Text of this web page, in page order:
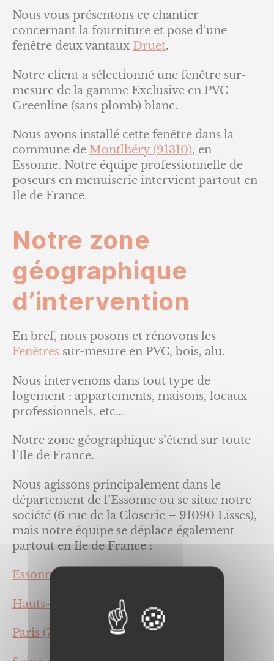
Nous vous présentons ce chantier
concernant la fourniture et pose d’une
fenêtre deux vantaux Druet.
Notre client a sélectionné une fenêtre sur-
mesure de la gamme Exclusive en PVC
Greenline (sans plomb) blanc.
Nous avons installé cette fenêtre dans la
commune de Montlhéry (91310), en
Essonne. Notre équipe professionnelle de
poseurs en menuiserie intervient partout en
Ile de France.
Notre zone
géographique
d’intervention
En bref, nous posons et rénovons les
Fenêtres sur-mesure en PVC, bois, alu.
Nous intervenons dans tout type de
logement : appartements, maisons, locaux
professionnels, etc…
Notre zone géographique s’étend sur toute
l’Ile de France.
Nous agissons principalement dans le
département de l’Essonne ou se situe notre
société (6 rue de la Closerie – 91090 Lisses),
mais notre équipe se déplace également
partout en Ile de France :
Essonne (91),
Hauts-de-Seine (92)
Paris (75),